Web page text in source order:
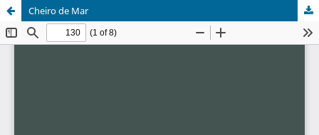
Cheiro de Mar